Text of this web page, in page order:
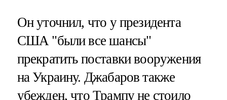
Он уточнил, что у президента
США "были все шансы"
прекратить поставки вооружения
на Украину. Джабаров также
убежден, что Трампу не стоило